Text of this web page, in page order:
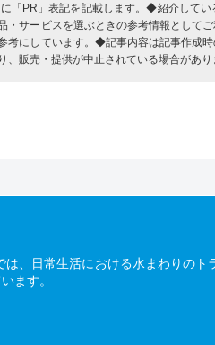
「PR」表記を記載します。◆紹介して
・サービスを選ぶときの参考情報として
考にしています。◆記事内容は記事作成
販売・提供が中止されている場合があり
、日常生活における水まわりの
ます。